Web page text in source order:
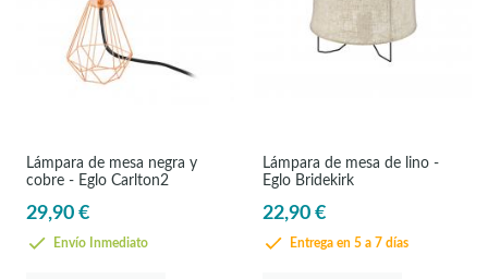
Lámpara de mesa negra y
cobre - Eglo Carlton2
29,90 €
Envío Inmediato
Lámpara de mesa de lino -
Eglo Bridekirk
22,90 €
Entrega en 5 a 7 días